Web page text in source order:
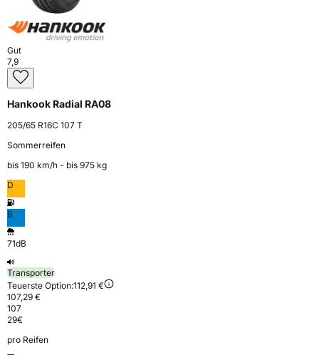
Gut
7,9
Hankook Radial RA08
205/65 R16C 107 T
Sommerreifen
bis 190 km⁠/⁠h - bis 975 kg
D
B
71dB
Transporter
Teuerste Option:112,91 €
107,29 €
107
29€
pro Reifen